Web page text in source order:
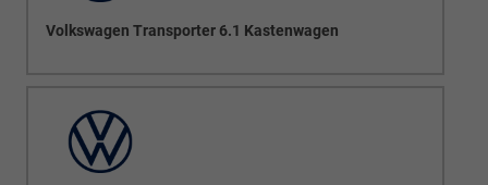
Volkswagen Transporter 6.1 Kastenwagen